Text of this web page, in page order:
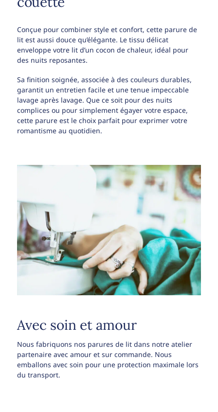
Conçue pour combiner style et confort, cette parure de
lit est aussi douce qu’élégante. Le tissu délicat
enveloppe votre lit d’un cocon de chaleur, idéal pour
des nuits reposantes.
Sa finition soignée, associée à des couleurs durables,
garantit un entretien facile et une tenue impeccable
lavage après lavage. Que ce soit pour des nuits
complices ou pour simplement égayer votre espace,
cette parure est le choix parfait pour exprimer votre
romantisme au quotidien.
Avec soin et amour
Nous fabriquons nos parures de lit dans notre atelier
partenaire avec amour et sur commande. Nous
emballons avec soin pour une protection maximale lors
du transport.